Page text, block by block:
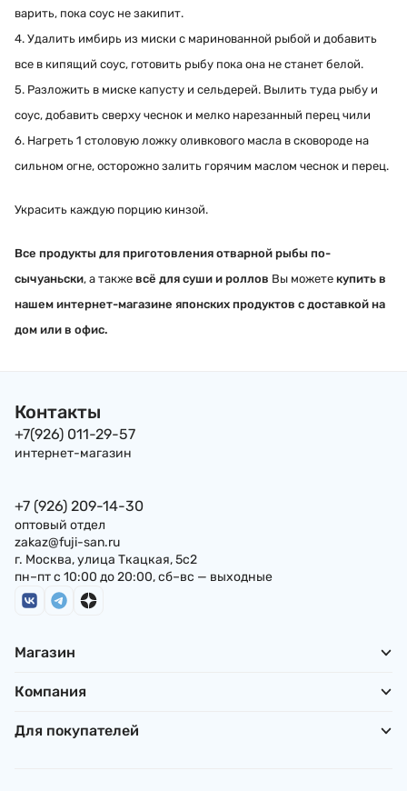
варить, пока соус не закипит.
4. Удалить имбирь из миски с маринованной рыбой и добавить
все в кипящий соус, готовить рыбу пока она не станет белой.
5. Разложить в миске капусту и сельдерей. Вылить туда рыбу и
соус, добавить сверху чеснок и мелко нарезанный перец чили
6. Нагреть 1 столовую ложку оливкового масла в сковороде на
сильном огне, осторожно залить горячим маслом чеснок и перец.
Украсить каждую порцию кинзой.
Все продукты для приготовления отварной рыбы по-
сычуаньски, а также всё для суши и роллов Вы можете купить в
нашем интернет-магазине японских продуктов с доставкой на
дом или в офис.
Контакты
+7(926) 011-29-57
интернет-магазин
+7 (926) 209-14-30
оптовый отдел
zakaz@fuji-san.ru
г. Москва, улица Ткацкая, 5с2
пн–пт с 10:00 до 20:00, сб–вс — выходные
Магазин
Компания
Для покупателей